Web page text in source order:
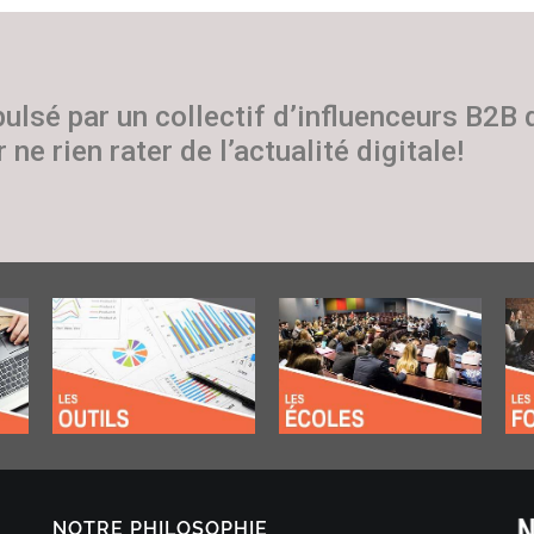
par un collectif d’influenceurs B2B
ne rien rater de l’actualité digitale!
NOTRE PHILOSOPHIE